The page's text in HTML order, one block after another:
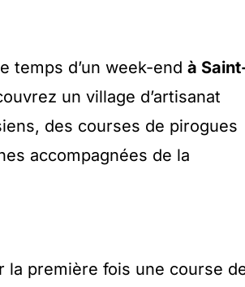
temps d’un week-end à
un village d’artisanat
des courses de pirogues
accompagnées de la
la première fois une course